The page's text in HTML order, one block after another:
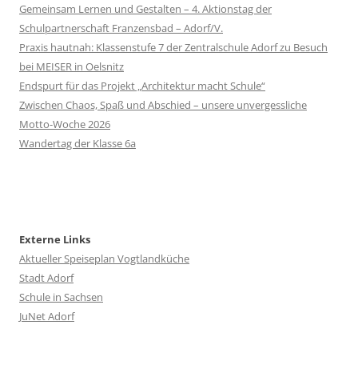
Gemeinsam Lernen und Gestalten – 4. Aktionstag der
Schulpartnerschaft Franzensbad – Adorf/V.
Praxis hautnah: Klassenstufe 7 der Zentralschule Adorf zu Besuch
bei MEISER in Oelsnitz
Endspurt für das Projekt „Architektur macht Schule“
Zwischen Chaos, Spaß und Abschied – unsere unvergessliche
Motto-Woche 2026
Wandertag der Klasse 6a
Externe Links
Aktueller Speiseplan Vogtlandküche
Stadt Adorf
Schule in Sachsen
JuNet Adorf